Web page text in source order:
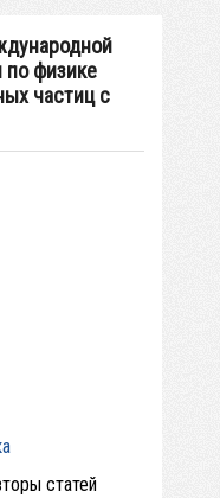
по физике
частиц с
статей